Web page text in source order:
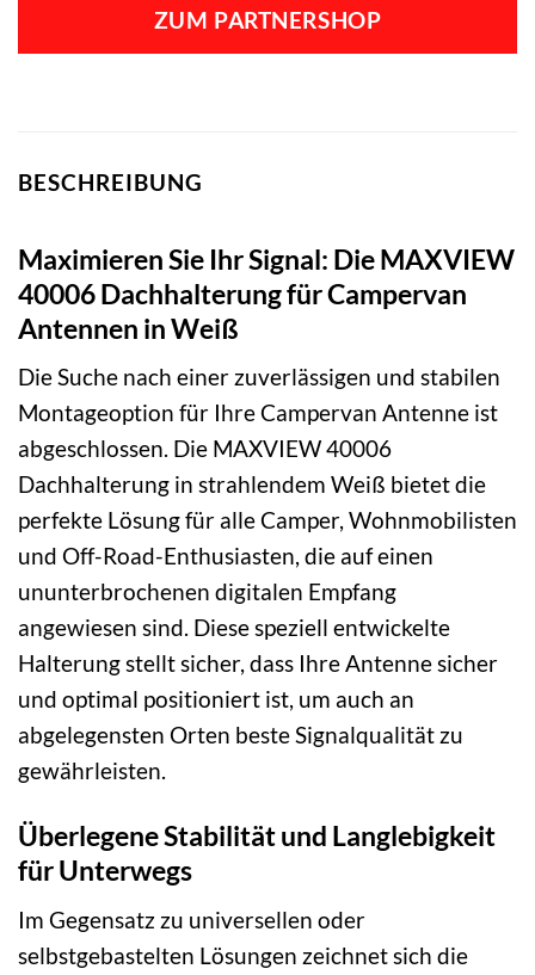
ZUM PARTNERSHOP
BESCHREIBUNG
Maximieren Sie Ihr Signal: Die MAXVIEW
40006 Dachhalterung für Campervan
Antennen in Weiß
Die Suche nach einer zuverlässigen und stabilen
Montageoption für Ihre Campervan Antenne ist
abgeschlossen. Die MAXVIEW 40006
Dachhalterung in strahlendem Weiß bietet die
perfekte Lösung für alle Camper, Wohnmobilisten
und Off-Road-Enthusiasten, die auf einen
ununterbrochenen digitalen Empfang
angewiesen sind. Diese speziell entwickelte
Halterung stellt sicher, dass Ihre Antenne sicher
und optimal positioniert ist, um auch an
abgelegensten Orten beste Signalqualität zu
gewährleisten.
Überlegene Stabilität und Langlebigkeit
für Unterwegs
Im Gegensatz zu universellen oder
selbstgebastelten Lösungen zeichnet sich die